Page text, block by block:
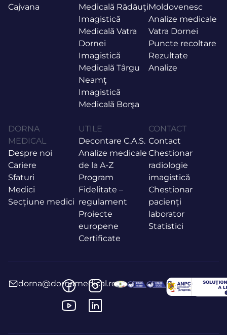
Cajvana
Medicală Rădăuţi
Imagistică
Medicală Vatra
Dornei
Imagistică
Medicală Târgu
Neamţ
Imagistică
Medicală Borşa
Moldovenesc
Analize medicale
Vatra Dornei
Puncte recoltare
Rezultate
Analize
DORNA
MEDICAL
Despre noi
Cariere
Sfaturi
Medici
Secțiune medici
UTILE
Decontare C.A.S.
Analize medicale
de la A-Z
Program
Fidelitate –
regulament
Proiecte
europene
Certificate
CONTACT
Contact
Chestionar
radiologie
imagistică
Chestionar
pacienți
laborator
Statistici
dorna@dornamedical.ro